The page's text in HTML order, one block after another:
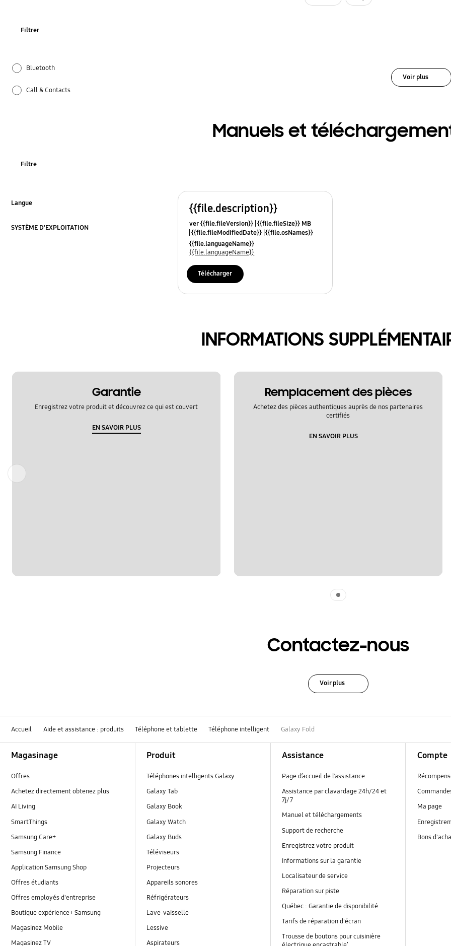
Filtrer
Bluetooth
Call & Contacts
Réseau et WiFi
Samsung Apps
verrouiller
Voir plus
Manuels et
Filtre
Langue
SYSTÈME D'EXPLOITATION
{{file.description}}
ver {{file.fileVersion}} {{file.fileSize}} MB
{{file.fileModifiedDate}} {{file.osNames}}
{{file.languageName}}
{{file.languageName}}
Télécharger
INFORMATIONS
Garantie
Enregistrez votre produit et découvrez ce qui est couvert
EN SAVOIR PLUS
Remplacement des pièces
Achetez des pièces authentiques auprès de nos partenaires
certifiés
EN SAVOIR PLUS
Contactez-nous
Voir plus
Accueil Aide et assistance : produits Téléphone et tablette Téléphone intelligent Galaxy Fold
Magasinage
Offres
Achetez directement obtenez plus
AI Living
SmartThings
Samsung Care+
Samsung Finance
Application Samsung Shop
Offres étudiants
Offres employés d'entreprise
Boutique expérience+ Samsung
Magasinez Mobile
Magasinez TV
Produit
Téléphones intelligents Galaxy
Galaxy Tab
Galaxy Book
Galaxy Watch
Galaxy Buds
Téléviseurs
Projecteurs
Appareils sonores
Réfrigérateurs
Lave-vaisselle
Lessive
Aspirateurs
Assistance
Page d’accueil de l’assistance
Assistance par clavardage 24h/24 et
7j/7
Manuel et téléchargements
Support de recherche
Enregistrez votre produit
Informations sur la garantie
Localisateur de service
Réparation sur piste
Québec : Garantie de disponibilité
Tarifs de réparation d'écran
Trousse de boutons pour cuisinière
Compte
Ma page
Bons